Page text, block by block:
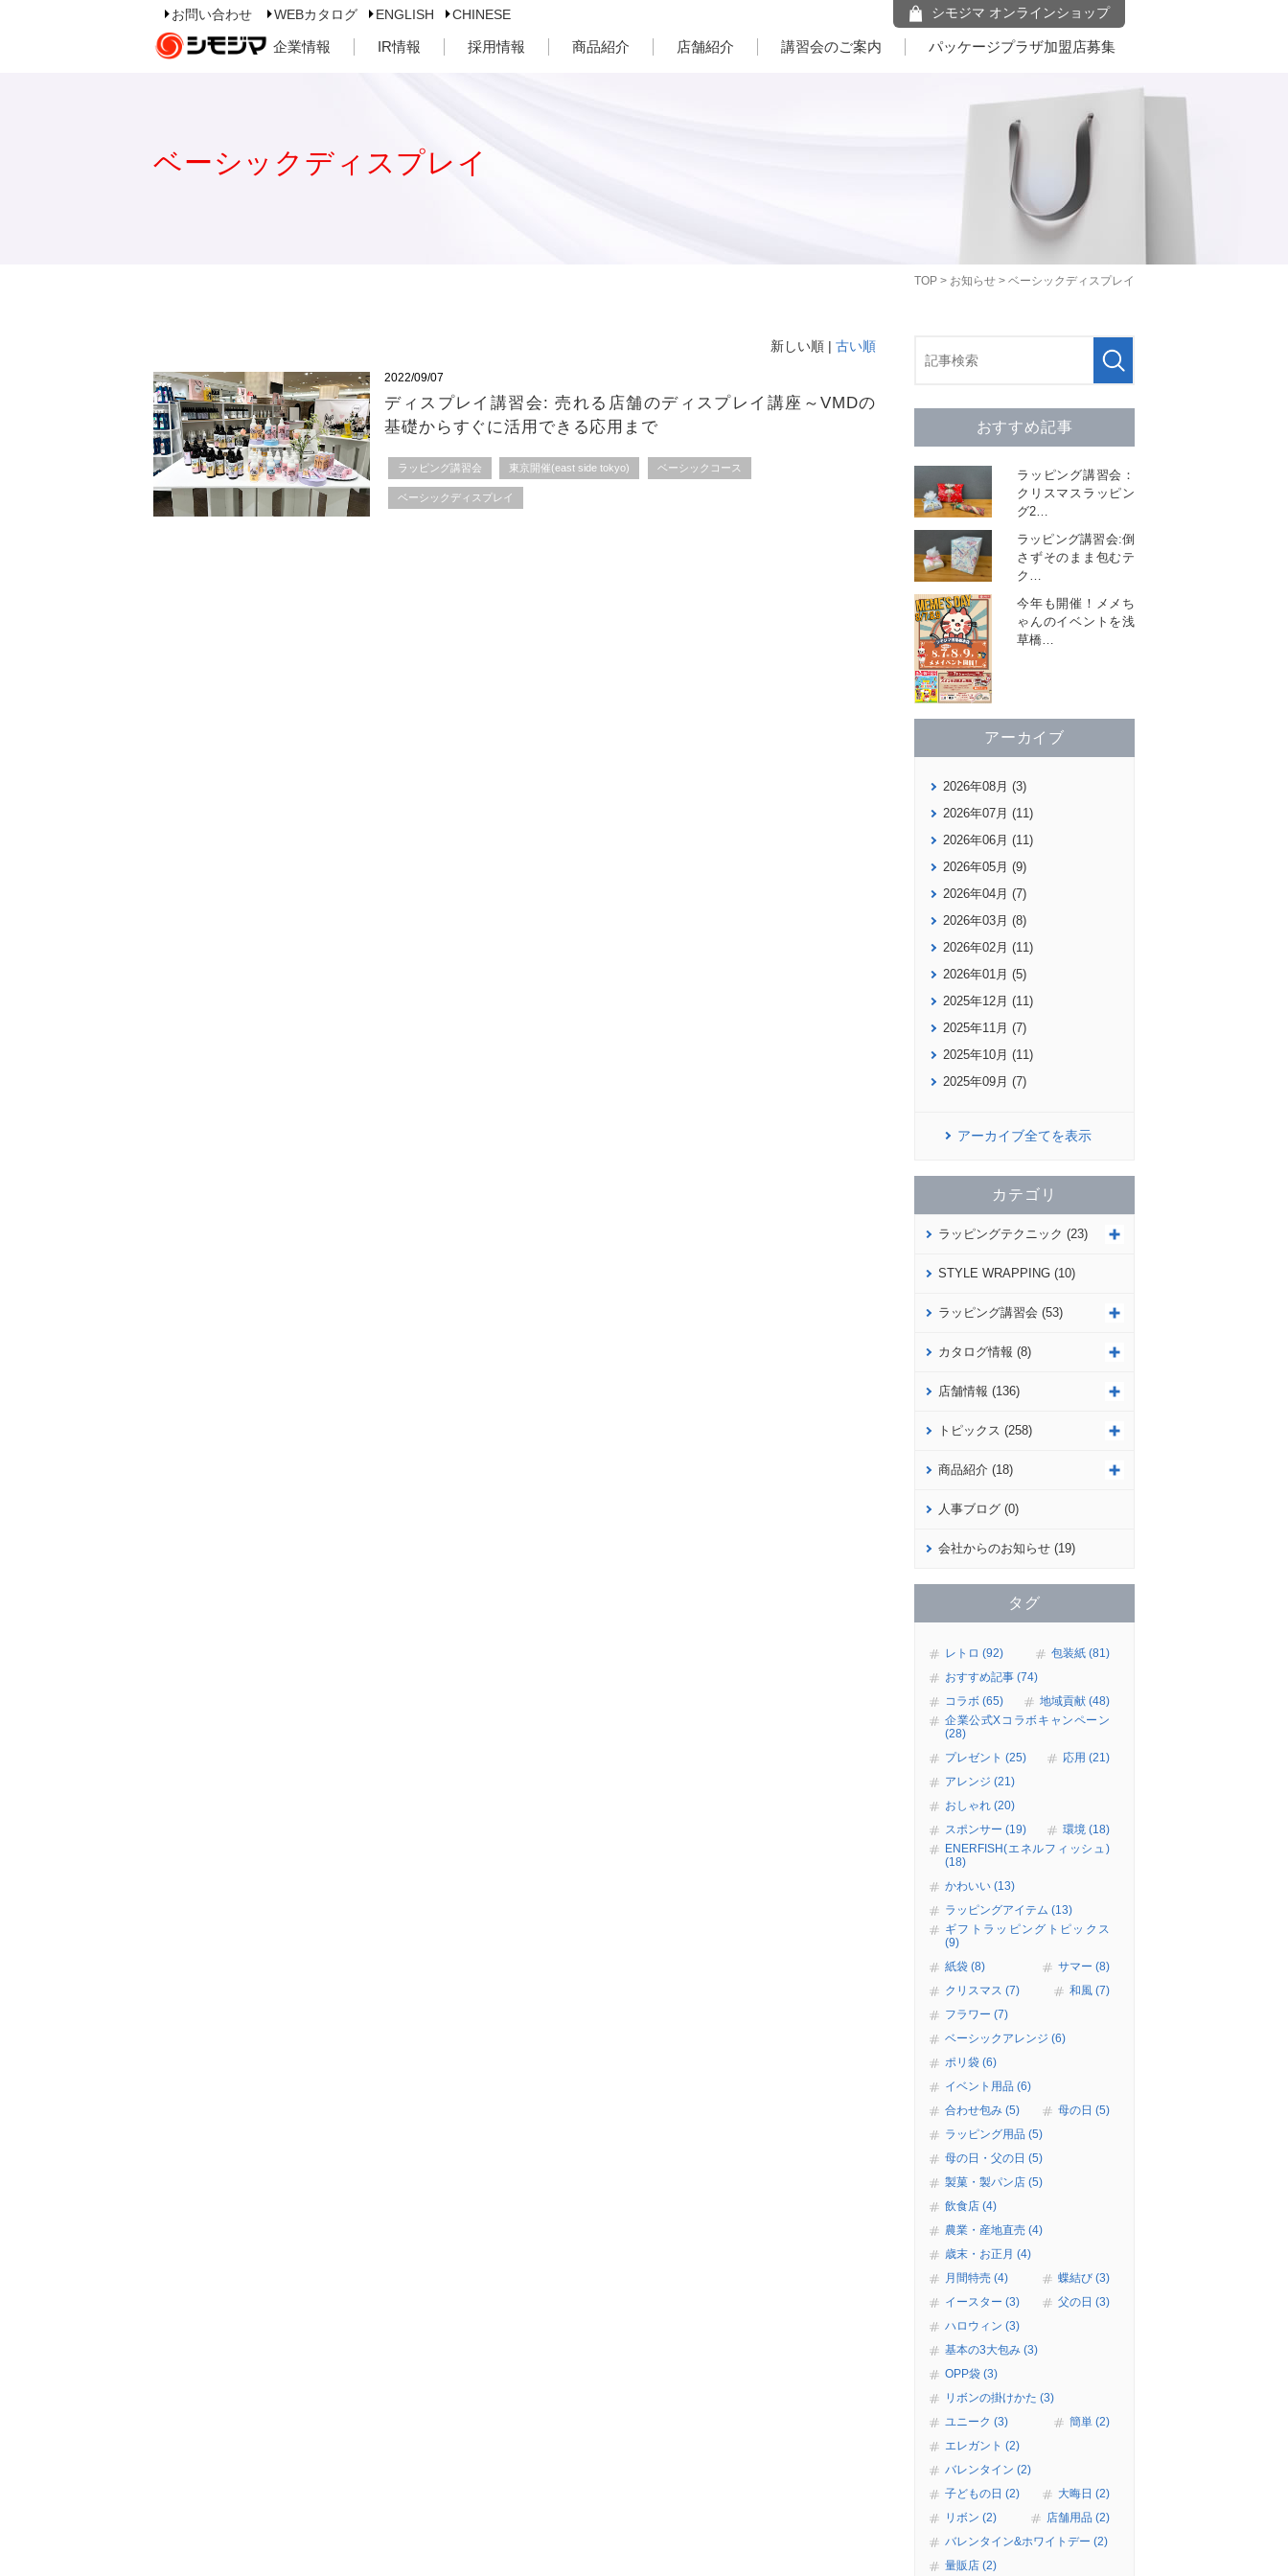
お問い合わせ WEBカタログ ENGLISH CHINESE シモジマ オンラインショップ
企業情報 IR情報 採用情報 商品紹介 店舗紹介 講習会のご案内 パッケージプラザ加盟店募集
TOP > お知らせ > ベーシックディスプレイ
ベーシックディスプレイ
新しい順 | 古い順
2022/09/07
ディスプレイ講習会: 売れる店舗のディスプレイ講座～VMDの
基礎からすぐに活用できる応用まで
ラッピング講習会 東京開催(east side tokyo) ベーシックコース
ベーシックディスプレイ
おすすめ記事
ラッピング講習会：
クリスマスラッピン
グ2…
ラッピング講習会:倒
さずそのまま包むテ
ク …
今年も開催！メメち
ゃんのイベントを浅
草橋…
アーカイブ
2026年08月 (3)
2026年07月 (11)
2026年06月 (11)
2026年05月 (9)
2026年04月 (7)
2026年03月 (8)
2026年02月 (11)
2026年01月 (5)
2025年12月 (11)
2025年11月 (7)
2025年10月 (11)
2025年09月 (7)
アーカイブ全てを表示
カテゴリ
ラッピングテクニック (23)
STYLE WRAPPING (10)
ラッピング講習会 (53)
カタログ情報 (8)
店舗情報 (136)
トピックス (258)
商品紹介 (18)
人事ブログ (0)
会社からのお知らせ (19)
タグ
レトロ (92)
包装紙 (81)
おすすめ記事 (74)
コラボ (65)
地域貢献 (48)
企業公式Xコラボキャンペーン
(28)
プレゼント (25)
応用 (21)
アレンジ (21)
おしゃれ (20)
スポンサー (19)
環境 (18)
ENERFISH(エネルフィッシュ)
(18)
かわいい (13)
ラッピングアイテム (13)
ギフトラッピングトピックス
(9)
紙袋 (8)
サマー (8)
クリスマス (7)
和風 (7)
フラワー (7)
ベーシックアレンジ (6)
ポリ袋 (6)
イベント用品 (6)
合わせ包み (5)
母の日 (5)
ラッピング用品 (5)
母の日・父の日 (5)
製菓・製パン店 (5)
飲食店 (4)
農業・産地直売 (4)
歳末・お正月 (4)
月間特売 (4)
蝶結び (3)
イースター (3)
父の日 (3)
ハロウィン (3)
基本の3大包み (3)
OPP袋 (3)
リボンの掛けかた (3)
ユニーク (3)
簡単 (2)
エレガント (2)
バレンタイン (2)
子どもの日 (2)
大晦日 (2)
リボン (2)
店舗用品 (2)
バレンタイン&ホワイトデー (2)
量販店 (2)